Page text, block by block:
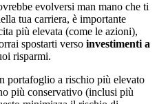
evolversi man mano che ti
tua carriera, è importante
più elevata (come le azioni),
spostarti verso investimenti a
risparmi.
portafoglio a rischio più elevato
più conservativo (inclusi più